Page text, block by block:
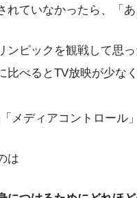
れていなかったら、「
ンピックを観戦して思
比べるとTV放映が少な
メディアコントロール
は